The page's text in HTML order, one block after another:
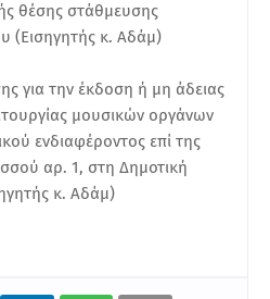
θέσης στάθμευσης
(Εισηγητής κ. Αδάμ)
για την έκδοση ή μη άδειας
μουσικών οργάνων
ενδιαφέροντος επί της
αρ. 1, στη Δημοτική
κ. Αδάμ)